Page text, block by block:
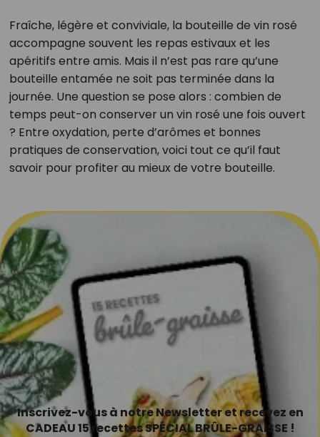
Fraîche, légère et conviviale, la bouteille de vin rosé
accompagne souvent les repas estivaux et les
apéritifs entre amis. Mais il n’est pas rare qu’une
bouteille entamée ne soit pas terminée dans la
journée. Une question se pose alors : combien de
temps peut-on conserver un vin rosé une fois ouvert
? Entre oxydation, perte d’arômes et bonnes
pratiques de conservation, voici tout ce qu’il faut
savoir pour profiter au mieux de votre bouteille.
Inscrivez-vous à notre Newsletter et recevez en
CADEAU 15 recettes SPÉCIAL BRÛLE-GRAISSE !